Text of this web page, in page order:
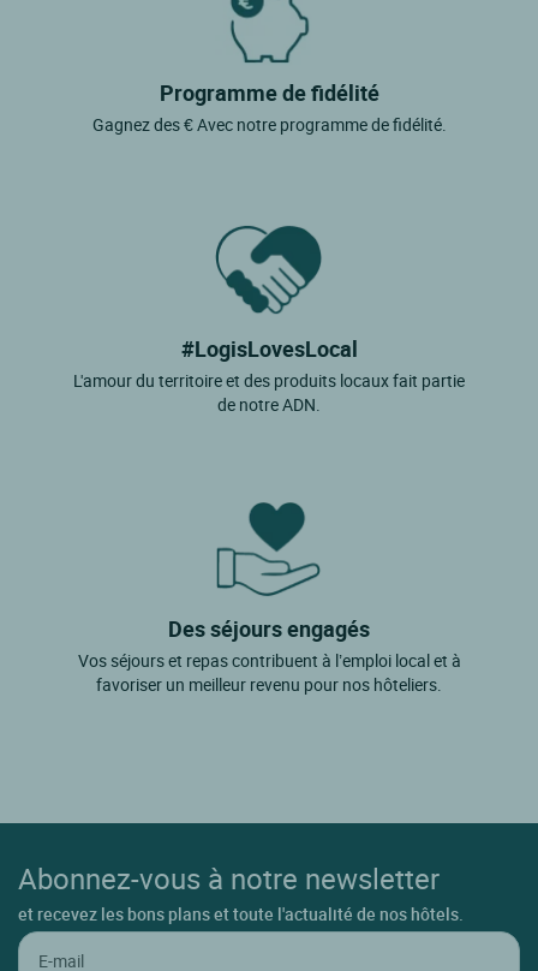
Programme de fidélité
Gagnez des € Avec notre programme de fidélité.
#LogisLovesLocal
L'amour du territoire et des produits locaux fait partie
de notre ADN.
Des séjours engagés
Vos séjours et repas contribuent à l’emploi local et à
favoriser un meilleur revenu pour nos hôteliers.
Abonnez-vous à notre newsletter
et recevez les bons plans et toute l'actualité de nos hôtels.